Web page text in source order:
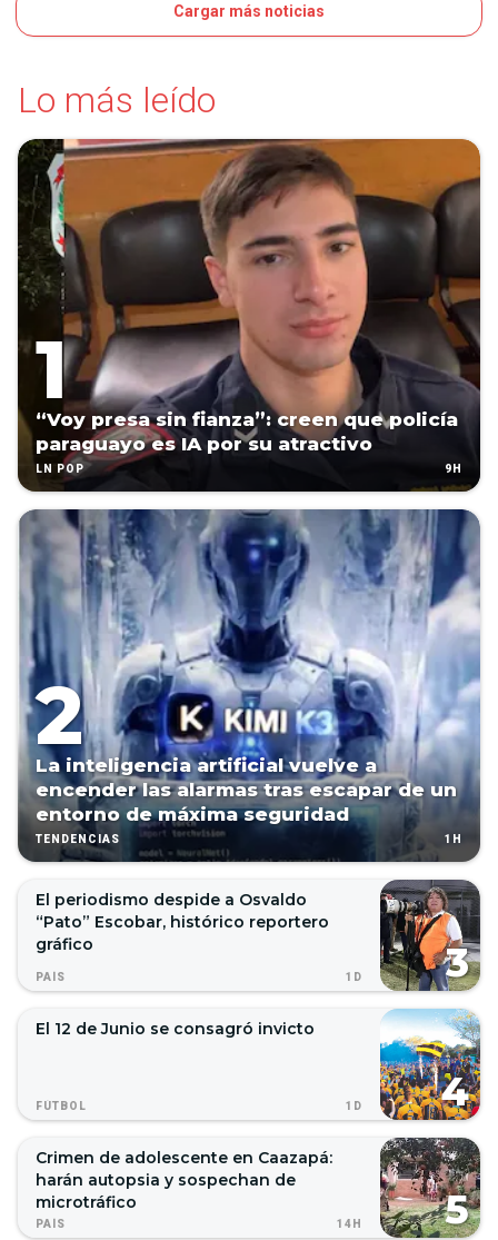
Cargar más noticias
Lo más leído
“Voy presa sin fianza”: creen que policía
paraguayo es IA por su atractivo
LN POP 9H
La inteligencia artificial vuelve a
encender las alarmas tras escapar de un
entorno de máxima seguridad
TENDENCIAS 1H
El periodismo despide a Osvaldo
“Pato” Escobar, histórico reportero
gráfico
PAÍS 1D
El 12 de Junio se consagró invicto
FÚTBOL 1D
Crimen de adolescente en Caazapá:
harán autopsia y sospechan de
microtráfico
PAÍS 14H